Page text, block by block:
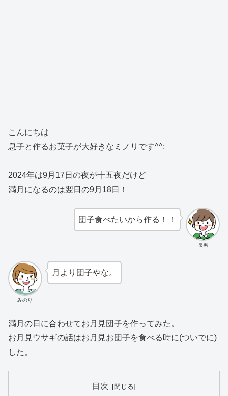
こんにちは
息子と作るお菓子が大好きなミノリです^^;
2024年は9月17日の夜が十五夜だけど
満月になるのは翌日の9月18日！
長男
団子食べたいから作る！！
みのり
月より団子やな。
満月の日に合わせてお月見団子を作ってみた。
お月見ウサギの話はお月見お団子を食べる時に(ついでに)
した。
目次